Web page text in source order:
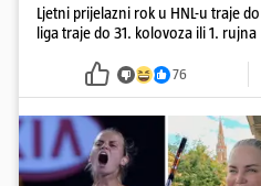
Ljetni prijelazni rok u HNL-u traje
liga traje do 31. kolovoza ili 1. rujna
76